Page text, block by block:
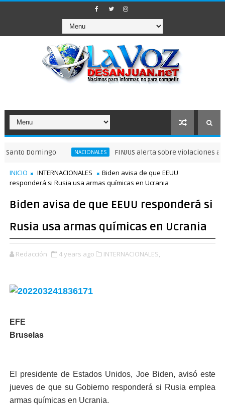
NACIONALES FINJUS alerta sobre violaciones a
INICIO INTERNACIONALES
Biden avisa de que EEUU
responderá si Rusia usa armas químicas en Ucrania
Biden avisa de que EEUU responderá si
Rusia usa armas químicas en Ucrania
Redacción 4 years ago INTERNACIONALES,
EFE
Bruselas
El presidente de Estados Unidos, Joe Biden, avisó este
jueves de que su Gobierno responderá si Rusia emplea
armas químicas en Ucrania.